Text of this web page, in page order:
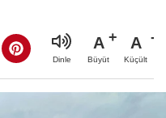
Dinle
A
Büyüt
A
Küçült